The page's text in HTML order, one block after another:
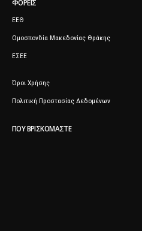
ΦΟΡΕΊΣ
ΕΕΘ
Ομοσπονδία Μακεδονίας Θράκης
ΕΣΕΕ
Όροι Χρήσης
Πολιτική Προστασίας Δεδομένων
ΠΟΥ ΒΡΙΣΚΌΜΑΣΤΕ